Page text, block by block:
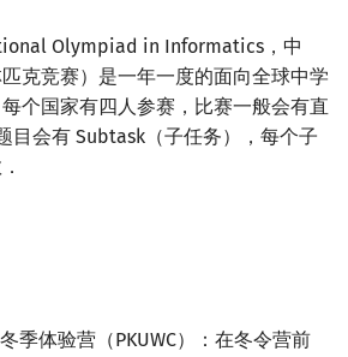
Olympiad in Informatics，中
克竞赛）是一年一度的面向全球中学
个国家有四人参赛，比赛一般会有直
目会有 Subtask（子任务），每个子
季体验营（PKUWC）：在冬令营前